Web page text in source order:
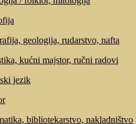
geologija, rudarstvo, nafta
kućni majstor, ručni radovi
jezik
bibliotekarstvo, nakladništvo